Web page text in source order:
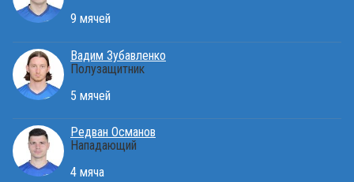
9 мячей
Вадим Зубавленко
Полузащитник
5 мячей
Редван Османов
Нападающий
4 мяча